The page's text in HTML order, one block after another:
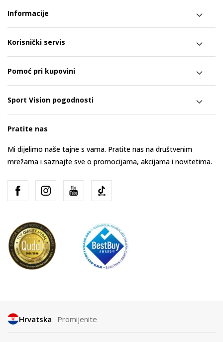
Informacije
Korisnički servis
Pomoć pri kupovini
Sport Vision pogodnosti
Pratite nas
Mi dijelimo naše tajne s vama. Pratite nas na društvenim
mrežama i saznajte sve o promocijama, akcijama i novitetima.
Hrvatska Promijenite